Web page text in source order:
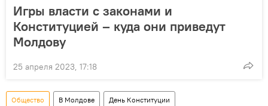
Игры власти с законами и
Конституцией – куда они приведут
Молдову
25 апреля 2023, 17:18
Общество В Молдове День Конституции